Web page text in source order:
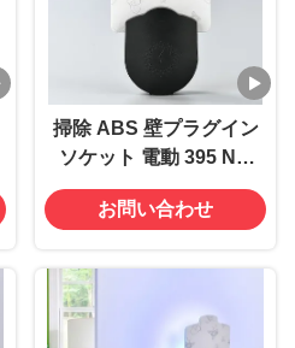
掃除 ABS 壁プラグイン
ソケット 電動 395 NM
UV蚊殺しランプ 飛ぶ虫
殺し罠
お問い合わせ